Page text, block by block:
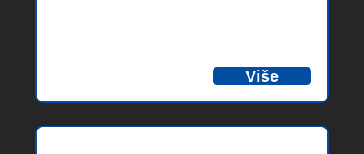
Više